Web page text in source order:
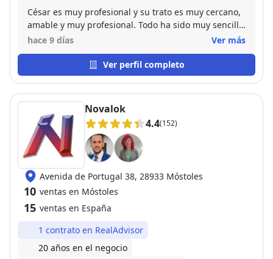
César es muy profesional y su trato es muy cercano,
amable y muy profesional. Todo ha sido muy sencillo
con él. Gracias por acompañarnos en el proceso.
hace 9 días Ver más
Ver perfil completo
Novalok
4.4(152)
Avenida de Portugal 38, 28933 Móstoles
10 ventas en Móstoles
15 ventas en España
1 contrato en RealAdvisor
20 años en el negocio